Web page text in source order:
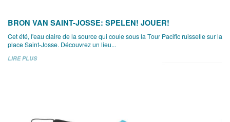
BRON VAN SAINT-JOSSE: SPELEN! JOUER!
Cet été, l'eau claire de la source qui coule sous la Tour Pacific ruisselle sur la
place Saint-Josse. Découvrez un lieu...
LIRE PLUS